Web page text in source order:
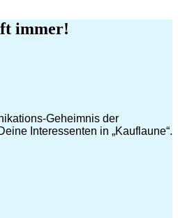
immer!
Geheimnis der
Interessenten in „Kauflaune“.